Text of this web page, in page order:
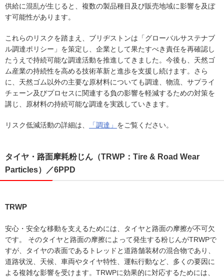
供給に混乱が生じると、複数の製品種目及び販売地域に影響を及ぼ
す可能性があります。
これらのリスクを踏まえ、ブリヂストンは「グローバルサステナブ
ル調達ポリシー」を策定し、企業として果たすべき責任を再確認し
たうえで持続可能な調達活動を推進してきました。今後も、天然ゴ
ム産業の持続性を高める技術革新と進歩を支援し続けます。さら
に、天然ゴム以外の主要な原材料についても調達、物流、サプライ
チェーン及びプロセスに関連する負の影響を軽減するための対策を
講じ、原材料の持続可能な調達を実践していきます。
リスク低減活動の詳細は、 「調達」 をご覧ください。
タイヤ・路面摩耗粉じん（TRWP：Tire & Road Wear
Particles）／6PPD
TRWP
安心・安全な移動を支えるためには、タイヤと路面の摩擦が不可欠
です。 そのタイヤと路面の摩擦によって発生する粉じんがTRWPで
すが、タイヤの表面であるトレッドと道路舗装材の混合物であり、
道路状況、天候、車両やタイヤ特性、運転行動など、多くの要因に
よる複雑な影響を受けます。TRWPに効果的に対応するためには、